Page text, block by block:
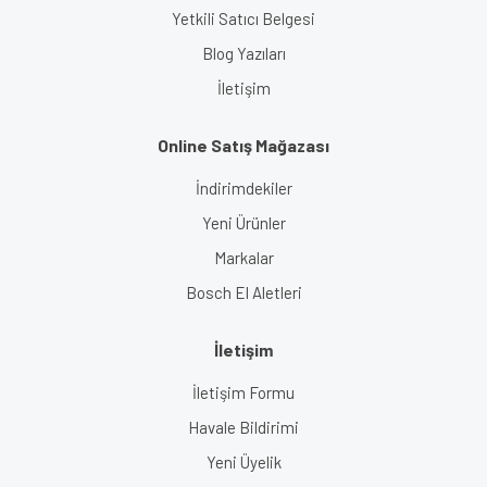
Yetkili Satıcı Belgesi
Blog Yazıları
İletişim
Online Satış Mağazası
İndirimdekiler
Yeni Ürünler
Markalar
Bosch El Aletleri
İletişim
İletişim Formu
Havale Bildirimi
Yeni Üyelik